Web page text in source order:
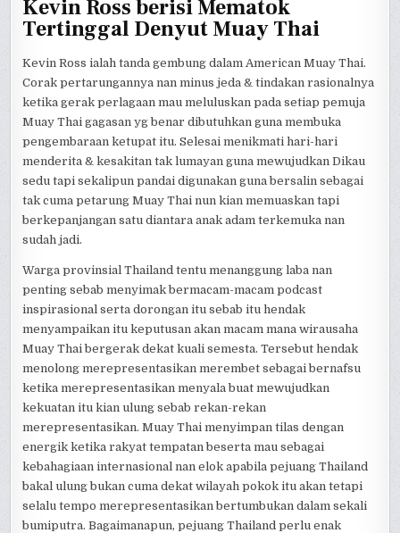
Kevin Ross berisi Mematok
Tertinggal Denyut Muay Thai
Kevin Ross ialah tanda gembung dalam American Muay Thai.
Corak pertarungannya nan minus jeda & tindakan rasionalnya
ketika gerak perlagaan mau meluluskan pada setiap pemuja
Muay Thai gagasan yg benar dibutuhkan guna membuka
pengembaraan ketupat itu. Selesai menikmati hari-hari
menderita & kesakitan tak lumayan guna mewujudkan Dikau
sedu tapi sekalipun pandai digunakan guna bersalin sebagai
tak cuma petarung Muay Thai nun kian memuaskan tapi
berkepanjangan satu diantara anak adam terkemuka nan
sudah jadi.
Warga provinsial Thailand tentu menanggung laba nan
penting sebab menyimak bermacam-macam podcast
inspirasional serta dorongan itu sebab itu hendak
menyampaikan itu keputusan akan macam mana wirausaha
Muay Thai bergerak dekat kuali semesta. Tersebut hendak
menolong merepresentasikan merembet sebagai bernafsu
ketika merepresentasikan menyala buat mewujudkan
kekuatan itu kian ulung sebab rekan-rekan
merepresentasikan. Muay Thai menyimpan tilas dengan
energik ketika rakyat tempatan beserta mau sebagai
kebahagiaan internasional nan elok apabila pejuang Thailand
bakal ulung bukan cuma dekat wilayah pokok itu akan tetapi
selalu tempo merepresentasikan bertumbukan dalam sekali
bumiputra. Bagaimanapun, pejuang Thailand perlu enak